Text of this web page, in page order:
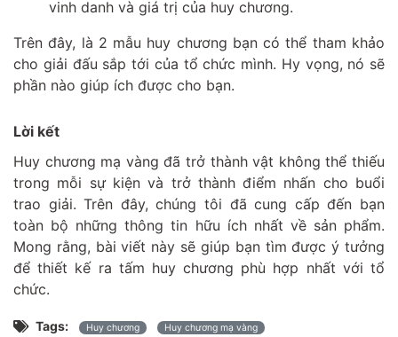
vinh danh và giá trị của huy chương.
Trên đây, là 2 mẫu huy chương bạn có thể tham khảo
cho giải đấu sắp tới của tổ chức mình. Hy vọng, nó sẽ
phần nào giúp ích được cho bạn.
Lời kết
Huy chương mạ vàng đã trở thành vật không thể thiếu
trong mỗi sự kiện và trở thành điểm nhấn cho buổi
trao giải. Trên đây, chúng tôi đã cung cấp đến bạn
toàn bộ những thông tin hữu ích nhất về sản phẩm.
Mong rằng, bài viết này sẽ giúp bạn tìm được ý tưởng
để thiết kế ra tấm huy chương phù hợp nhất với tổ
chức.
Tags: Huy chương Huy chương mạ vàng